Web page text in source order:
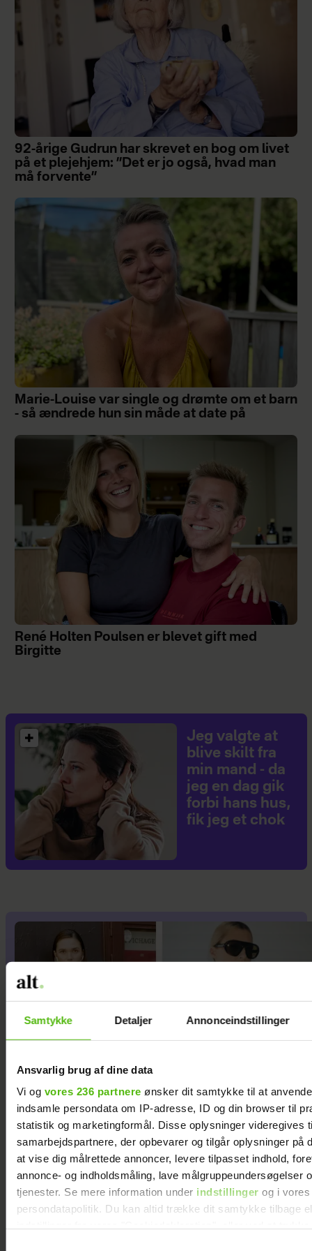
Samtykke Detaljer Annonceindstillinger
Ansvarlig brug af dine data
Vi og vores 236 partnere ønsker dit samtykke til at
indsamle persondata om IP-adresse, ID og din browser til
statistik og marketingformål. Disse oplysninger videregives
samarbejdspartnere, der opbevarer og tilgår oplysninger på
at vise dig målrettede annoncer, levere tilpasset indhold,
annonce- og indholdsmåling, lave målgruppeundersøgelser
tjenester. Se mere information under indstillinger og i vores
persondatapolitik. Du kan altid trække dit samtykke tilbage
92-årige Gudrun har skrevet en bog om livet
på et plejehjem: ”Det er jo også, hvad man
må forvente”
Marie-Louise var single og drømte om et barn
- så ændrede hun sin måde at date på
René Holten Poulsen er blevet gift med
Birgitte
Jeg valgte at
blive skilt fra
min mand - da
jeg en dag gik
forbi hans hus,
fik jeg et chok
Guldknap-prisen 2026: Her
kan du stemme på din
favorit